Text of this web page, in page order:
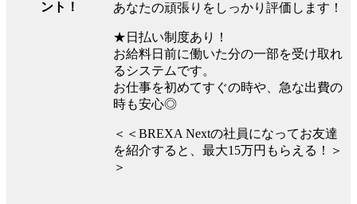
ント！ あなたの頑張りをしっかり評価します！
★日払い制度あり！
お給料日前に働いた分の一部を受け取れ
るシステムです。
お仕事を初めてすぐの時や、急な出費の
時も安心◎
＜＜BREXA Nextの社員になってお友達
を紹介すると、最大15万円もらえる！＞
＞